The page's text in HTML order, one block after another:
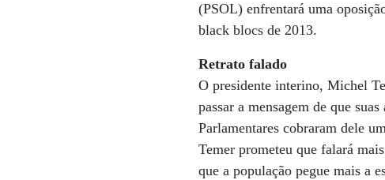
(PSOL) enfrentará uma
black blocs de 2013.
Retrato falado
O presidente interino, Michel
passar a mensagem de que
Parlamentares cobraram dele
Temer prometeu que falará
que a população pegue mais a